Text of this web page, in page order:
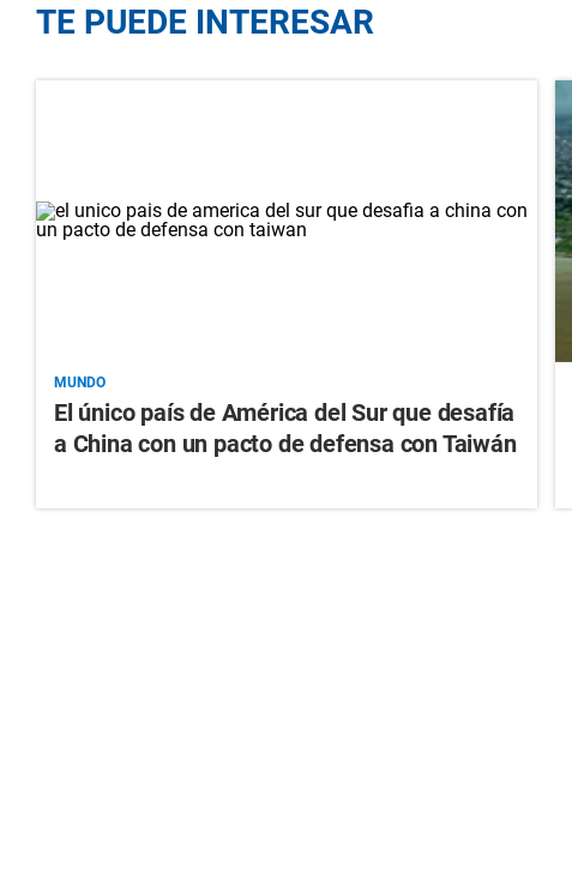
TE PUEDE INTERESAR
MUNDO
El único país de América del Sur que desafía
a China con un pacto de defensa con Taiwán